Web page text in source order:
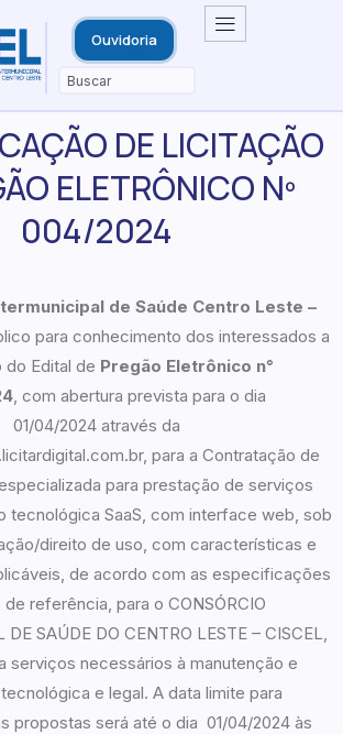
Ouvidoria
DE LICITAÇÃO
ELETRÔNICO Nº
004/2024
de Saúde Centro Leste –
para conhecimento dos interessados a
do Edital de Pregão Eletrônico n°
, com abertura prevista para o dia
01/04/2024 através da
para a Contratação de
para prestação de serviços
tecnológica SaaS, com interface web, sob
direito de uso, com características e
de acordo com as especificações
referência, para o CONSÓRCIO
DE SAÚDE DO CENTRO LESTE – CISCEL,
serviços necessários à manutenção e
e legal. A data limite para
propostas será até o dia 01/04/2024 às